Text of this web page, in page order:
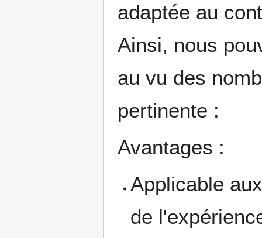
adaptée au
Ainsi, nous
au vu des
pertinente :
Avantages :
Applicable
de